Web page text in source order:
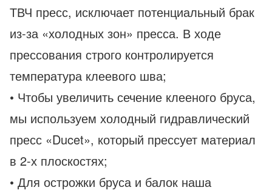
ТВЧ пресс, исключает потенциальный брак
из-за «холодных зон» пресса. В ходе
прессования строго контролируется
температура клеевого шва;
• Чтобы увеличить сечение клееного бруса,
мы используем холодный гидравлический
пресс «Ducet», который прессует материал
в 2-х плоскостях;
• Для острожки бруса и балок наша